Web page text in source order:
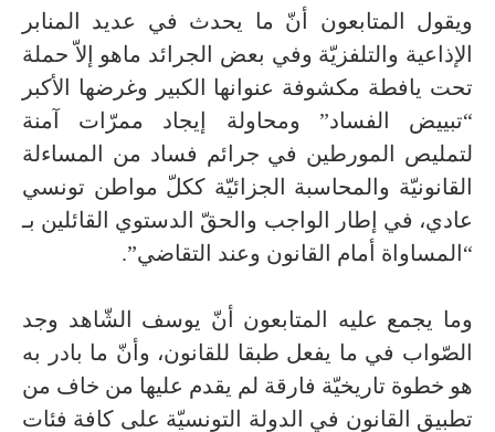
ويقول المتابعون أنّ ما يحدث في عديد المنابر
الإذاعية والتلفزيّة وفي بعض الجرائد ماهو إلاّ حملة
تحت يافطة مكشوفة عنوانها الكبير وغرضها الأكبر
“تبييض الفساد” ومحاولة إيجاد ممرّات آمنة
لتمليص المورطين في جرائم فساد من المساءلة
القانونيّة والمحاسبة الجزائيّة ككلّ مواطن تونسي
عادي، في إطار الواجب والحقّ الدستوي القائلين بـ
“المساواة أمام القانون وعند التقاضي”.
وما يجمع عليه المتابعون أنّ يوسف الشّاهد وجد
الصّواب في ما يفعل طبقا للقانون، وأنّ ما بادر به
هو خطوة تاريخيّة فارقة لم يقدم عليها من خاف من
تطبيق القانون في الدولة التونسيّة على كافة فئات